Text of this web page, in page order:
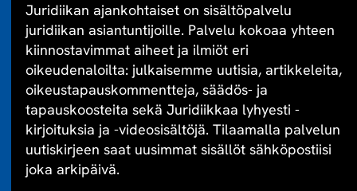
Juridiikan ajankohtaiset on sisältöpalvelu
juridiikan asiantuntijoille. Palvelu kokoaa yhteen
kiinnostavimmat aiheet ja ilmiöt eri
oikeudenaloilta: julkaisemme uutisia, artikkeleita,
oikeustapauskommentteja, säädös- ja
tapauskoosteita sekä Juridiikkaa lyhyesti -
kirjoituksia ja -videosisältöjä. Tilaamalla palvelun
uutiskirjeen saat uusimmat sisällöt sähköpostiisi
joka arkipäivä.